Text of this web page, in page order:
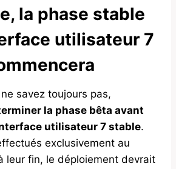
la phase stable
utilisateur 7
savez toujours pas,
la phase bêta avant
utilisateur 7 stable.
exclusivement au
leur fin, le déploiement devrait